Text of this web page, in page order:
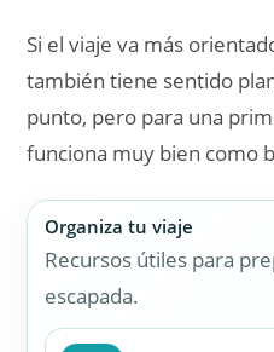
Compara hoteles,
alojamientos
Ver alojamientos
Reserva entradas
museos y atracciones
antelación y evita